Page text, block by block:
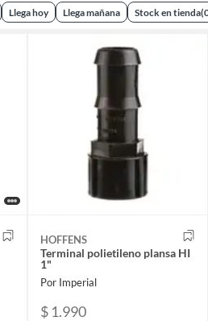
Llega hoy Llega mañana Stock en tienda(
HOFFENS
Terminal polietileno plansa HI
1"
Por Imperial
$ 1.990